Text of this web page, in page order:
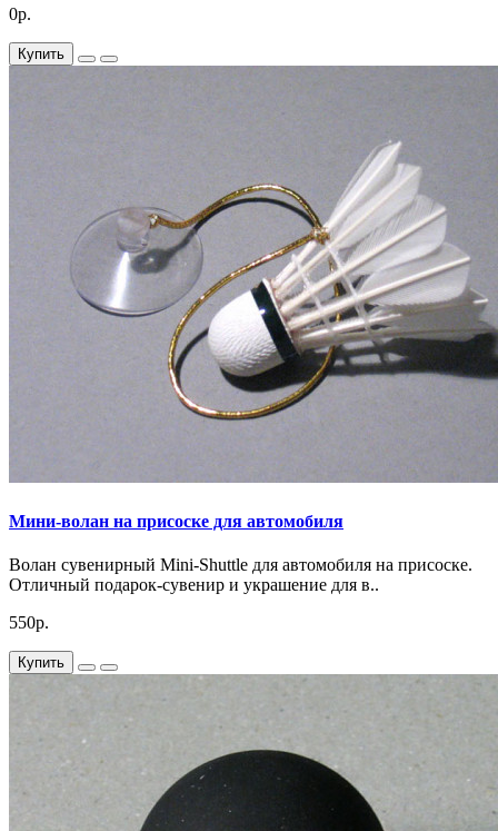
0р.
Купить
Мини-волан на присоске для автомобиля
Волан сувенирный Mini-Shuttle для автомобиля на присоске.
Отличный подарок-сувенир и украшение для в..
550р.
Купить